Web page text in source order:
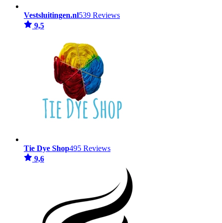
Vestsluitingen.nl539 Reviews
9,5
Tie Dye Shop495 Reviews
9,6